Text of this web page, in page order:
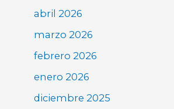
abril 2026
marzo 2026
febrero 2026
enero 2026
diciembre 2025